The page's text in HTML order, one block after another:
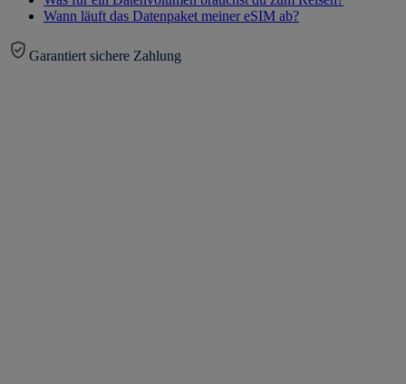
Wann läuft das Datenpaket meiner eSIM ab?
Garantiert sichere Zahlung